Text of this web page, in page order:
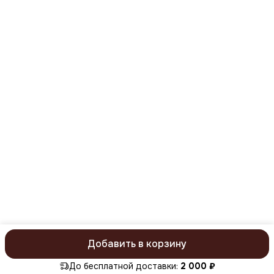
Добавить в корзину
До бесплатной доставки: 2 000 ₽
ⓒ KristallerPro 2026. Все права защищеныПолитика